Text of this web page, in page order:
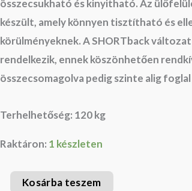
összecsukható és kinyitható. Az
készült, amely könnyen tisztítható és
körülményeknek. A SHORTback
rendelkezik, ennek köszönhetően
összecsomagolva pedig szinte alig
Terhelhetőség: 120 kg
Raktáron: 1 készleten
Kosárba teszem